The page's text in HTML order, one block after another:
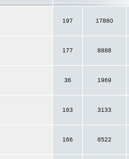
197 17860
177 8888
36 1969
163 3133
166 6522